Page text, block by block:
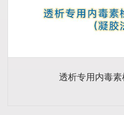
透析专用内毒